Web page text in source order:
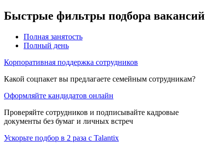
Быстрые фильтры подбора вакансий
Полная занятость
Полный день
Корпоративная поддержка сотрудников
Какой соцпакет вы предлагаете семейным сотрудникам?
Оформляйте кандидатов онлайн
Проверяйте сотрудников и подписывайте кадровые
документы без бумаг и личных встреч
Ускорьте подбор в 2 раза с Talantix